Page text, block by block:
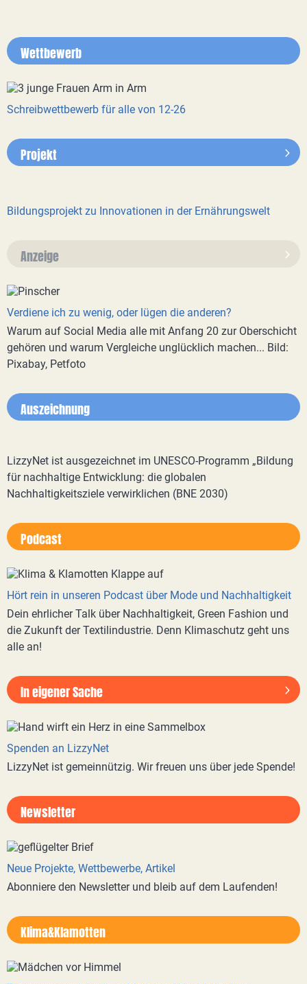
Wettbewerb
Schreibwettbewerb für alle von 12-26
Projekt
Bildungsprojekt zu Innovationen in der Ernährungswelt
Anzeige
Verdiene ich zu wenig, oder lügen die anderen?
Warum auf Social Media alle mit Anfang 20 zur Oberschicht
gehören und warum Vergleiche unglücklich machen... Bild:
Pixabay, Petfoto
Auszeichnung
LizzyNet ist ausgezeichnet im UNESCO-Programm „Bildung
für nachhaltige Entwicklung: die globalen
Nachhaltigkeitsziele verwirklichen (BNE 2030)
Podcast
Hört rein in unseren Podcast über Mode und Nachhaltigkeit
Dein ehrlicher Talk über Nachhaltigkeit, Green Fashion und
die Zukunft der Textilindustrie. Denn Klimaschutz geht uns
alle an!
In eigener Sache
Spenden an LizzyNet
LizzyNet ist gemeinnützig. Wir freuen uns über jede Spende!
Newsletter
Neue Projekte, Wettbewerbe, Artikel
Abonniere den Newsletter und bleib auf dem Laufenden!
Klima&Klamotten